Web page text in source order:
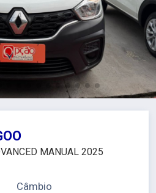
MANUAL 2025
Câmbio